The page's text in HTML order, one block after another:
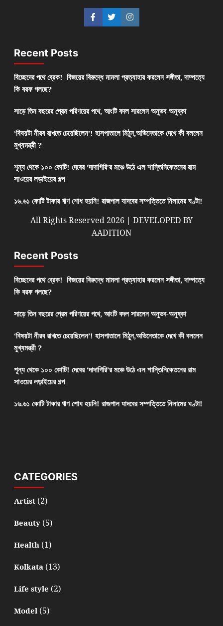
Recent Posts
বিচ্ছেদের পথে ব্রেক! বিজয়ের বিরুদ্ধে মামলা প্রত্যাহার করলেন সঙ্গীতা, দাম্পত্যে
কি বরফ গলছে?
সাড়ে তিন বছরের প্রেম পরিণয়ের পথে, আংটি বদল সারলেন অনুভব-অনুষ্কা
‘বিষয়টা নীরব রাখতে চেয়েছিলেন’! হাসপাতালে মিঠুন,অভিনেতাকে দেখে কী বললেন
মুখ্যমন্ত্রী ?
শূন্য থেকে ১০০ কোটি! দেবের ‘দাদাগিরি’র মঞ্চে উঠে এল শান্তিনিকেতনের রাম
সাওয়ের লড়াইয়ের গল্প
১৬.৬১ কোটি টাকার ঋণ শোধ হয়নি! রাজপাল যাদবের সম্পত্তিতে নিলামের ঘণ্টা!
All Rights Reserved 2026 | DEVELOPED BY
AADITION
Recent Posts
বিচ্ছেদের পথে ব্রেক! বিজয়ের বিরুদ্ধে মামলা প্রত্যাহার করলেন সঙ্গীতা, দাম্পত্যে
কি বরফ গলছে?
সাড়ে তিন বছরের প্রেম পরিণয়ের পথে, আংটি বদল সারলেন অনুভব-অনুষ্কা
‘বিষয়টা নীরব রাখতে চেয়েছিলেন’! হাসপাতালে মিঠুন,অভিনেতাকে দেখে কী বললেন
মুখ্যমন্ত্রী ?
শূন্য থেকে ১০০ কোটি! দেবের ‘দাদাগিরি’র মঞ্চে উঠে এল শান্তিনিকেতনের রাম
সাওয়ের লড়াইয়ের গল্প
১৬.৬১ কোটি টাকার ঋণ শোধ হয়নি! রাজপাল যাদবের সম্পত্তিতে নিলামের ঘণ্টা!
CATEGORIES
Artist(2)
Beauty(5)
Health(1)
Kolkata(13)
Life style (2)
Model(5)